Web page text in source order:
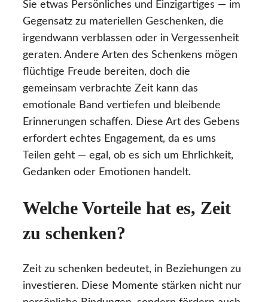
Sie etwas Persönliches und Einzigartiges — im
Gegensatz zu materiellen Geschenken, die
irgendwann verblassen oder in Vergessenheit
geraten. Andere Arten des Schenkens mögen
flüchtige Freude bereiten, doch die
gemeinsam verbrachte Zeit kann das
emotionale Band vertiefen und bleibende
Erinnerungen schaffen. Diese Art des Gebens
erfordert echtes Engagement, da es ums
Teilen geht — egal, ob es sich um Ehrlichkeit,
Gedanken oder Emotionen handelt.
Welche Vorteile hat es, Zeit
zu schenken?
Zeit zu schenken bedeutet, in Beziehungen zu
investieren. Diese Momente stärken nicht nur